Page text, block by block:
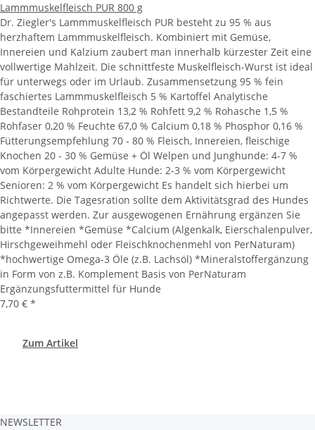
Lammmuskelfleisch PUR 800 g
Dr. Ziegler's Lammmuskelfleisch PUR besteht zu 95 % aus
herzhaftem Lammmuskelfleisch. Kombiniert mit Gemüse,
Innereien und Kalzium zaubert man innerhalb kürzester Zeit eine
vollwertige Mahlzeit. Die schnittfeste Muskelfleisch-Wurst ist ideal
für unterwegs oder im Urlaub. Zusammensetzung 95 % fein
faschiertes Lammmuskelfleisch 5 % Kartoffel Analytische
Bestandteile Rohprotein 13,2 % Rohfett 9,2 % Rohasche 1,5 %
Rohfaser 0,20 % Feuchte 67,0 % Calcium 0,18 % Phosphor 0,16 %
Fütterungsempfehlung 70 - 80 % Fleisch, Innereien, fleischige
Knochen 20 - 30 % Gemüse + Öl Welpen und Junghunde: 4-7 %
vom Körpergewicht Adulte Hunde: 2-3 % vom Körpergewicht
Senioren: 2 % vom Körpergewicht Es handelt sich hierbei um
Richtwerte. Die Tagesration sollte dem Aktivitätsgrad des Hundes
angepasst werden. Zur ausgewogenen Ernährung ergänzen Sie
bitte *Innereien *Gemüse *Calcium (Algenkalk, Eierschalenpulver,
Hirschgeweihmehl oder Fleischknochenmehl von PerNaturam)
*hochwertige Omega-3 Öle (z.B. Lachsöl) *Mineralstoffergänzung
in Form von z.B. Komplement Basis von PerNaturam
Ergänzungsfuttermittel für Hunde
7,70 € *
Zum Artikel
NEWSLETTER